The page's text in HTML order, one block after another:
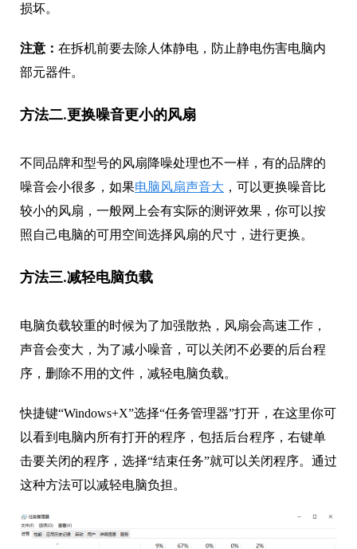
损坏。
注意： 在拆机前要去除人体静电，防止静电伤害电脑内
部元器件。
方法二.更换噪音更小的风扇
不同品牌和型号的风扇降噪处理也不一样，有的品牌的
噪音会小很多，如果电脑风扇声音大 ，可以更换噪音比
较小的风扇，一般网上会有实际的测评效果，你可以按
照自己电脑的可用空间选择风扇的尺寸，进行更换。
方法三.减轻电脑负载
电脑负载较重的时候为了加强散热，风扇会高速工作，
声音会变大，为了减小噪音，可以关闭不必要的后台程
序，删除不用的文件，减轻电脑负载。
快捷键“Windows+X”选择“任务管理器”打开，在这里你可
以看到电脑内所有打开的程序，包括后台程序，右键单
击要关闭的程序，选择“结束任务”就可以关闭程序。通过
这种方法可以减轻电脑负担。